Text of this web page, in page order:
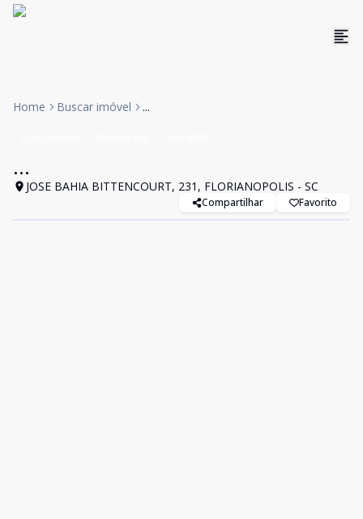
Home Buscar imóvel ...
...
JOSE BAHIA BITTENCOURT, 231, FLORIANOPOLIS - SC
Compartilhar Favorito